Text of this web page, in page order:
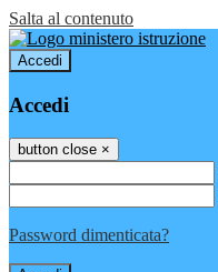
Salta al contenuto
Accedi
Accedi
button close ×
Password dimenticata?